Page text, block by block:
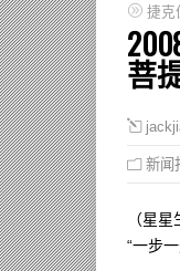
捷克
菩
新闻
（星
“一步